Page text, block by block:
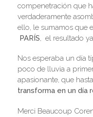
compenetración que
verdaderamente
ello, le sumamos que
PARÍS, el resultado
Nos esperaba un día
poco de lluvia a
apasionante, que
transforma en un día
Merci Beaucoup